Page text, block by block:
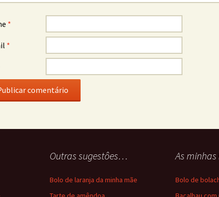
*
*
Outras sugestôes…
Bolo de laranja da minha mãe
As
Bolo de